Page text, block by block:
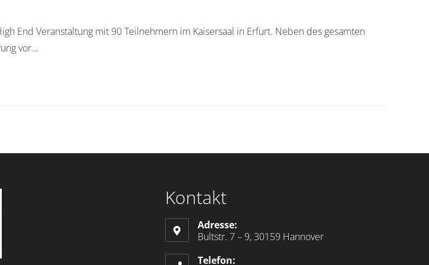
End Veranstaltung mit 90 Teilnehmern im Kaisersaal in Erfurt. Neben des gesamten
vor…
Kontakt
Adresse:
Bultstr. 7 – 9, 30159 Hannover
Telefon: